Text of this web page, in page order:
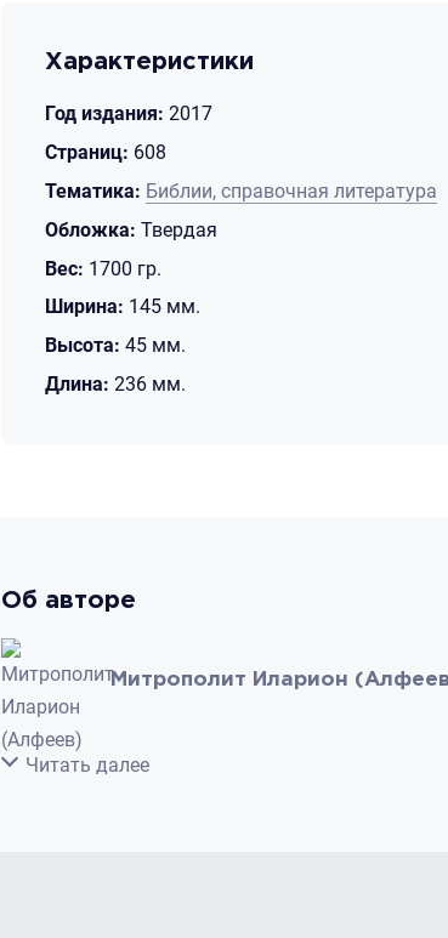
Характеристики
Год издания: 2017
Страниц: 608
Тематика: Библии, справочная литература
Обложка: Твердая
Вес: 1700 гр.
Ширина: 145 мм.
Высота: 45 мм.
Длина: 236 мм.
Об авторе
Митрополит Иларион
Свернуть
Читать далее